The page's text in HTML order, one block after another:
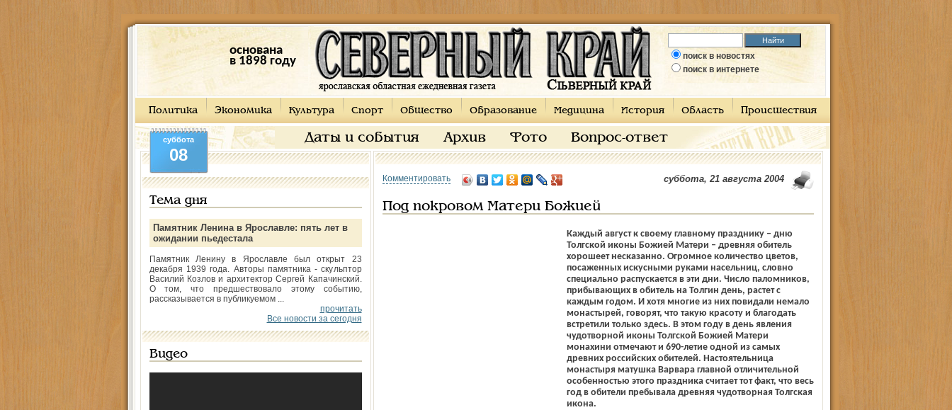
основана
в 1898 году
поиск в новостях
поиск в интернете
Политика Экономика Культура Спорт Общество Образование Медицина История Область Происшествия
Даты и события Архив Фото Вопрос-ответ
суббота
08
Тема дня
Памятник Ленина в Ярославле: пять лет в
ожидании пьедестала
Памятник Ленину в Ярославле был открыт 23
декабря 1939 года. Авторы памятника - скульптор
Василий Козлов и архитектор Сергей Капачинский.
О том, что предшествовало этому событию,
рассказывается в публикуемом ...
прочитать
Все новости за сегодня
Видео
Комментировать суббота, 21 августа 2004
Под покровом Матери Божией
Каждый август к своему главному празднику – дню
Толгской иконы Божией Матери – древняя обитель
хорошеет несказанно. Огромное количество цветов,
посаженных искусными руками насельниц, словно
специально распускается в эти дни. Число паломников,
прибывающих в обитель на Толгин день, растет с
каждым годом. И хотя многие из них повидали немало
монастырей, говорят, что такую красоту и благодать
встретили только здесь. В этом году в день явления
чудотворной иконы Толгской Божией Матери
монахини отмечают и 690-летие одной из самых
древних российских обителей. Настоятельница
монастыря матушка Варвара главной отличительной
особенностью этого праздника считает тот факт, что весь
год в обители пребывала древняя чудотворная Толгская
икона.